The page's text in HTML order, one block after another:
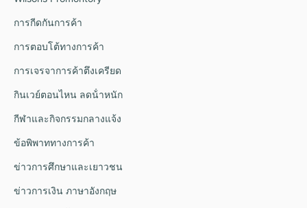
การกีดกันการค้า
การตอบโต้ทางการค้า
การเจรจาการค้าตึงเครียด
กินเวย์ตอนไหน ลดน้ําหนัก
กีฬาและกิจกรรมกลางแจ้ง
ข้อพิพาททางการค้า
ข่าวการศึกษาและเยาวชน
ข่าวการเงิน ภาษาอังกฤษ